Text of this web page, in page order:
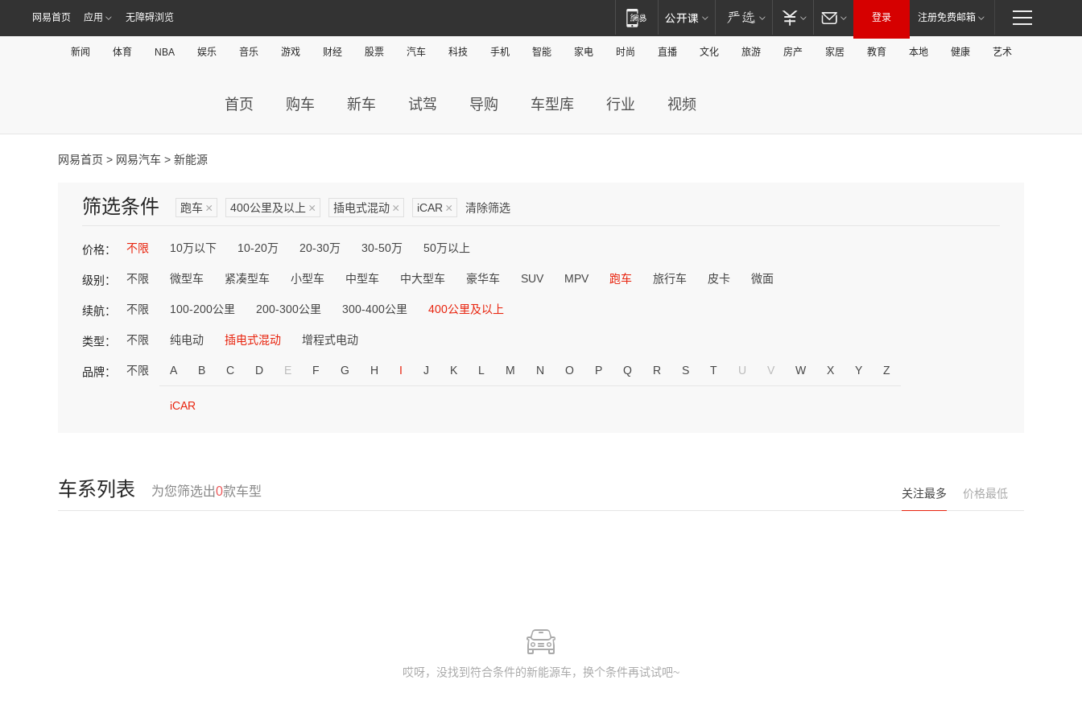
网易首页 应用 无障碍浏览 登录 注册免费邮箱
新闻 体育 NBA 娱乐 音乐 游戏 财经 股票 汽车 科技 手机 智能 家电 时尚 直播 文化 旅游 房产 家居 教育 本地 健康 艺术
首页 购车 新车 试驾 导购 车型库 行业 视频
网易首页 > 网易汽车 > 新能源
筛选条件 跑车 × 400公里及以上 × 插电式混动 × iCAR × 清除筛选
价格： 不限 10万以下 10-20万 20-30万 30-50万 50万以上
级别： 不限 微型车 紧凑型车 小型车 中型车 中大型车 豪华车 SUV MPV 跑车 旅行车 皮卡 微面
续航： 不限 100-200公里 200-300公里 300-400公里 400公里及以上
类型： 不限 纯电动 插电式混动 增程式电动
品牌： 不限 A B C D E F G H I J K L M N O P Q R S T U V W X Y Z
iCAR
车系列表 为您筛选出0款车型 关注最多 价格最低
哎呀，没找到符合条件的新能源车，换个条件再试试吧~